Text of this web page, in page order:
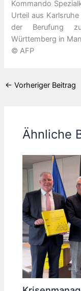
Kommando
Urteil aus
der Berufung
Württemberg in
© AFP
← Vorheriger Beitrag
Ähnliche